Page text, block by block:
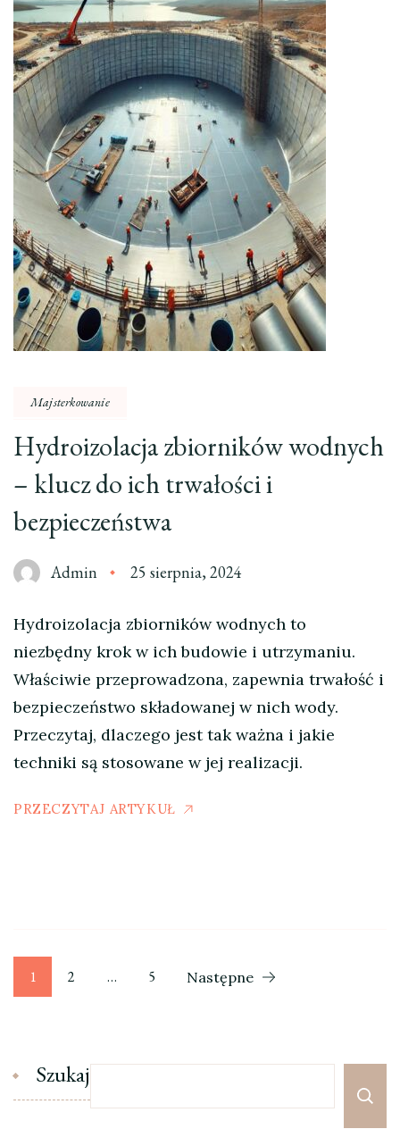
Majsterkowanie
Hydroizolacja zbiorników wodnych
– klucz do ich trwałości i
bezpieczeństwa
Admin 25 sierpnia, 2024
Hydroizolacja zbiorników wodnych to
niezbędny krok w ich budowie i utrzymaniu.
Właściwie przeprowadzona, zapewnia trwałość i
bezpieczeństwo składowanej w nich wody.
Przeczytaj, dlaczego jest tak ważna i jakie
techniki są stosowane w jej realizacji.
PRZECZYTAJ ARTYKUŁ
Stronicowanie
Strona
1 Strona
2 … Strona
5 Następne
Szukaj